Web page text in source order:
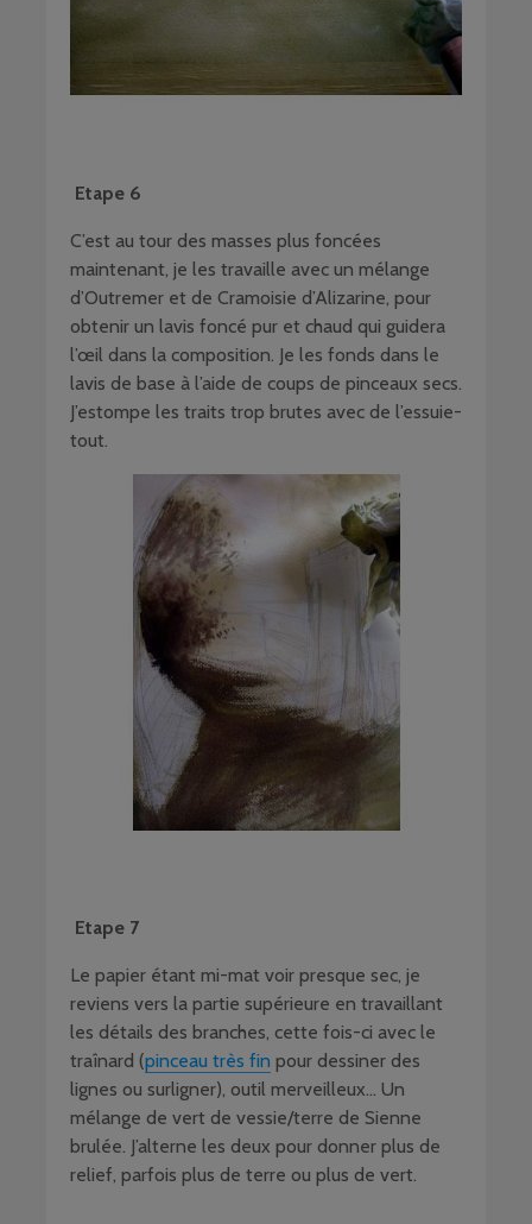
Etape 6
C’est au tour des masses plus foncées
maintenant, je les travaille avec un mélange
d’Outremer et de Cramoisie d’Alizarine, pour
obtenir un lavis foncé pur et chaud qui guidera
l’œil dans la composition. Je les fonds dans le
lavis de base à l’aide de coups de pinceaux secs.
J’estompe les traits trop brutes avec de l’essuie-
tout.
Etape 7
Le papier étant mi-mat voir presque sec, je
reviens vers la partie supérieure en travaillant
les détails des branches, cette fois-ci avec le
traînard (pinceau très fin pour dessiner des
lignes ou surligner), outil merveilleux… Un
mélange de vert de vessie/terre de Sienne
brulée. J’alterne les deux pour donner plus de
relief, parfois plus de terre ou plus de vert.